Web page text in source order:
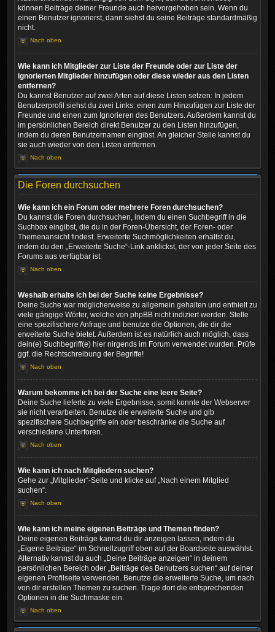
können Beiträge deiner Freunde auch hervorgehoben sein. Wenn du
einen Benutzer ignorierst, dann siehst du seine Beiträge standardmäßig
nicht.
Nach oben
Wie kann ich Mitglieder zur Liste der Freunde oder zur Liste der
ignorierten Mitglieder hinzufügen oder diese wieder aus den Listen
entfernen?
Du kannst Benutzer auf zwei Arten auf diese Listen setzen: In jedem
Benutzerprofil siehst du zwei Links: einen zum Hinzufügen zur Liste der
Freunde und einen zum Ignorieren des Benutzers. Außerdem kannst du
im persönlichen Bereich direkt Benutzer zu den Listen hinzufügen,
indem du deren Benutzernamen eingibst. An gleicher Stelle kannst du
sie auch wieder von den Listen entfernen.
Nach oben
Die Foren durchsuchen
Wie kann ich ein Forum oder mehrere Foren durchsuchen?
Du kannst die Foren durchsuchen, indem du einen Suchbegriff in die
Suchbox eingibst, die du in der Foren-Übersicht, der Foren- oder
Themenansicht findest. Erweiterte Suchmöglichkeiten erhältst du,
indem du den „Erweiterte Suche“-Link anklickst, der von jeder Seite des
Forums aus verfügbar ist.
Nach oben
Weshalb erhalte ich bei der Suche keine Ergebnisse?
Deine Suche war möglicherweise zu allgemein gehalten und enthielt zu
viele gängige Wörter, welche von phpBB nicht indiziert werden. Stelle
eine spezifischere Anfrage und benutze die Optionen, die dir die
erweiterte Suche bietet. Außerdem ist es natürlich auch möglich, dass
dein(e) Suchbegriff(e) hier nirgends im Forum verwendet wurden. Prüfe
ggf. die Rechtschreibung der Begriffe!
Nach oben
Warum bekomme ich bei der Suche eine leere Seite?
Deine Suche lieferte zu viele Ergebnisse, somit konnte der Webserver
sie nicht verarbeiten. Benutze die erweiterte Suche und gib
spezifischere Suchbegriffe ein oder beschränke die Suche auf
verschiedene Unterforen.
Nach oben
Wie kann ich nach Mitgliedern suchen?
Gehe zur „Mitglieder“-Seite und klicke auf „Nach einem Mitglied
suchen“.
Nach oben
Wie kann ich meine eigenen Beiträge und Themen finden?
Deine eigenen Beiträge kannst du dir anzeigen lassen, indem du
„Eigene Beiträge“ im Schnellzugriff oben auf der Boardseite auswählst.
Alternativ kannst du auch „Deine Beiträge anzeigen“ in deinem
persönlichen Bereich oder „Beiträge des Benutzers suchen“ auf deiner
eigenen Profilseite verwenden. Benutze die erweiterte Suche, um nach
von dir erstellen Themen zu suchen. Trage dort die entsprechenden
Optionen in die Suchmaske ein.
Nach oben